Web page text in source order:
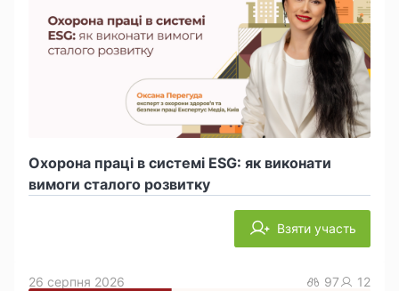
Охорона праці в системі ESG: як виконати
вимоги сталого розвитку
Взяти участь
26 серпня 2026 97 12